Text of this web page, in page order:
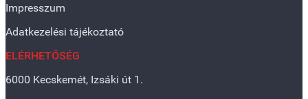
Impresszum
Adatkezelési tájékoztató
ELÉRHETŐSÉG
6000 Kecskemét, Izsáki út 1.